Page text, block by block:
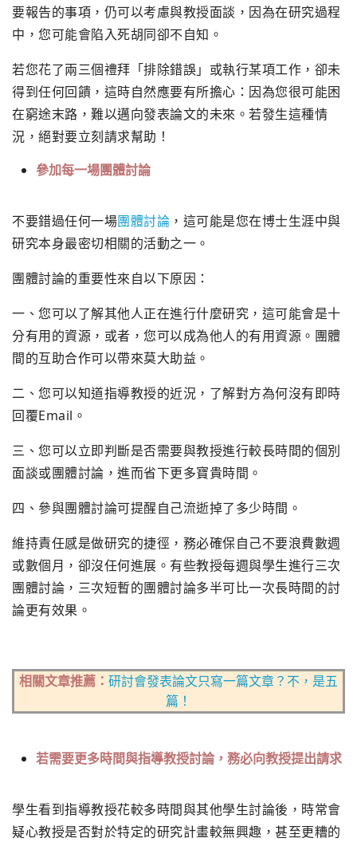
要報告的事項， 仍可以考慮與教授面談，因為在研究過程
中， 您可能會陷入死胡同卻不自知。
若您花了兩三個禮拜「排除錯誤」 或執行某項工作，卻未
得到任何回饋，這時自然應要有所擔心： 因為您很可能困
在窮途末路，難以邁向發表論文的未來。 若發生這種情
況，絕對要立刻請求幫助！
參加每一場團體討論
不要錯過任何一場團體討論 ， 這可能是您在博士生涯中與
研究本身最密切相關的活動之一。
團體討論的重要性來自以下原因：
一、 您可以了解其他人正在進行什麼研究，這可能會是十
分有用的資源， 或者，您可以成為他人的有用資源。 團體
間的互助合作可以帶來莫大助益。
二、 您可以知道指導教授的近況， 了解對方為何沒有即時
回覆Email。
三、 您可以立即判斷是否需要與教授進行較長時間的個別
面談或團體討論 ，進而省下更多寶貴時間。
四、 參與團體討論可提醒自己流逝掉了多少時間。
維持責任感是做研究的捷徑，務必確保自己不要浪費數週
或數個月， 卻沒任何進展。有些教授每週與學生進行三次
團體討論， 三次短暫的團體討論多半可比一次長時間的討
論更有效果。
相關文章推薦： 研討會發表論文只寫一篇文章？不，是五
篇！
若需要更多時間與指導教授討論，務必向教授提出請求
學生看到指導教授花較多時間與其他學生討論後， 時常會
疑心教授是否對於特定的研究計畫較無興趣，甚至更糟的